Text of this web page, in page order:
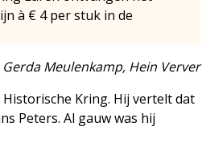
à € 4 per stuk in de
Gerda Meulenkamp, Hein Verver
Kring. Hij vertelt dat
Peters. Al gauw was hij